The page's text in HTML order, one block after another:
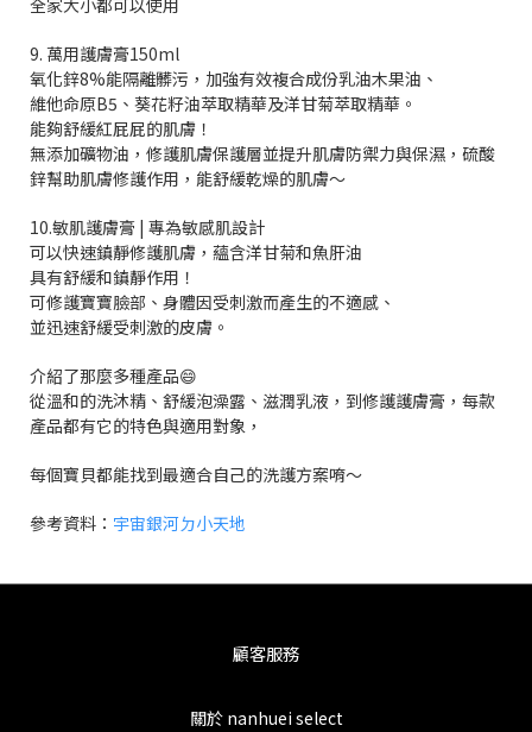
全家大小都可以使用
9. 萬用護膚膏150ml
氧化鋅8%能隔離髒污，加強有效複合成份乳油木果油、
維他命原B5、葵花籽油萃取精華及洋甘菊萃取精華。
能夠舒緩紅屁屁的肌膚！
無添加礦物油，修護肌膚保護層並提升肌膚防禦力與保濕，硫酸
鋅幫助肌膚修護作用，能舒緩乾燥的肌膚～
10.敏肌護膚膏 | 專為敏感肌設計
可以快速鎮靜修護肌膚，蘊含洋甘菊和魚肝油
具有舒緩和鎮靜作用！
可修護寶寶臉部、身體因受刺激而產生的不適感、
並迅速舒緩受刺激的皮膚。
介紹了那麼多種產品😄
從溫和的洗沐精、舒緩泡澡露、滋潤乳液，到修護護膚膏，每款
產品都有它的特色與適用對象，
每個寶貝都能找到最適合自己的洗護方案唷～
參考資料： 宇宙銀河ㄉ小天地
顧客服務
關於 nanhuei select